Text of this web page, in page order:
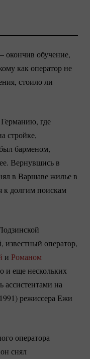
окончив обучение,
как оператор не
стоило ли
где
стройке,
барменом,
Вернувшись в
в Варшаве жилье в
к долгим поискам
оператор,
и Романом
и еще нескольких
ассистентами на
режиссера Ежи
оператора
снял